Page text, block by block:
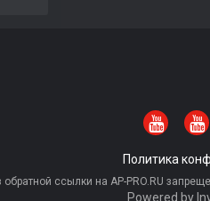
Политика
ссылки на AP-PRO.RU
Powered by